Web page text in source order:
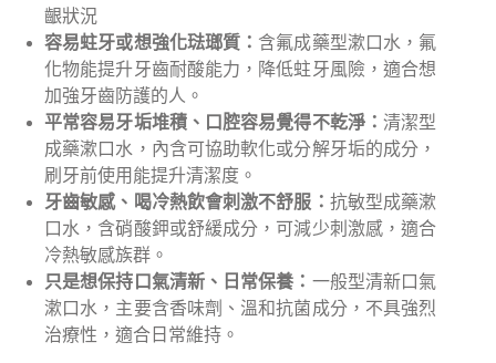
齦狀況
容易蛀牙或想強化琺瑯質： 含氟成藥型漱口水，氟
化物能提升牙齒耐酸能力，降低蛀牙風險，適合想
加強牙齒防護的人。
平常容易牙垢堆積、口腔容易覺得不乾淨：清潔型
成藥漱口水，內含可協助軟化或分解牙垢的成分，
刷牙前使用能提升清潔度。
牙齒敏感、喝冷熱飲會刺激不舒服： 抗敏型成藥漱
口水，含硝酸鉀或舒緩成分，可減少刺激感，適合
冷熱敏感族群。
只是想保持口氣清新、日常保養： 一般型清新口氣
漱口水，主要含香味劑、溫和抗菌成分，不具強烈
治療性，適合日常維持。